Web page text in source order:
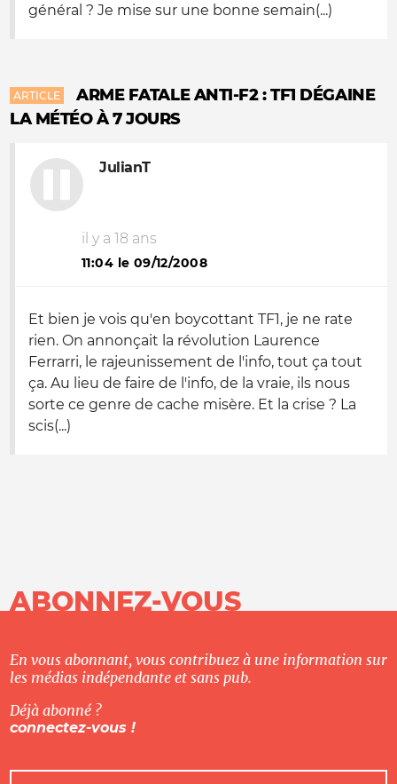
général ? Je mise sur une bonne semain(...)
ARTICLE
ARME FATALE ANTI-F2 : TF1 DÉGAINE
LA MÉTÉO À 7 JOURS
JulianT
il y a 18 ans
11:04 le 09/12/2008
Et bien je vois qu'en boycottant TF1, je ne rate
rien. On annonçait la révolution Laurence
Ferrarri, le rajeunissement de l'info, tout ça tout
ça. Au lieu de faire de l'info, de la vraie, ils nous
sorte ce genre de cache misère. Et la crise ? La
scis(...)
ABONNEZ-VOUS
En vous abonnant, vous contribuez à une information sur
les médias indépendante et sans pub.
Déjà abonné ?
connectez-vous !